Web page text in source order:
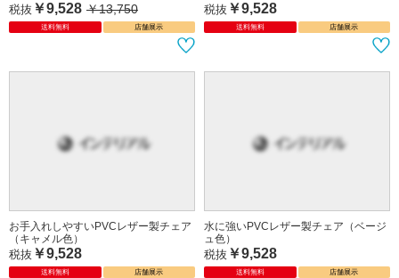
税抜 ￥9,528 ￥13,750
送料無料 店舗展示
税抜 ￥9,528
送料無料 店舗展示
お手入れしやすいPVCレザー製チェア
（キャメル色）
税抜 ￥9,528
送料無料 店舗展示
水に強いPVCレザー製チェア（ベージ
ュ色）
税抜 ￥9,528
送料無料 店舗展示